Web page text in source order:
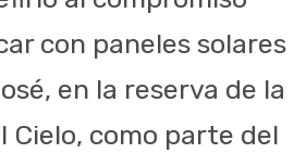
con paneles solares
en la reserva de la
Cielo, como parte del